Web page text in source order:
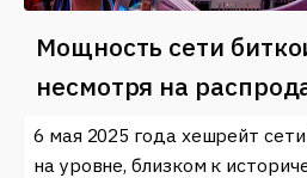
Мощность сети
несмотря на
6 мая 2025 года хешрейт
на уровне, близком к